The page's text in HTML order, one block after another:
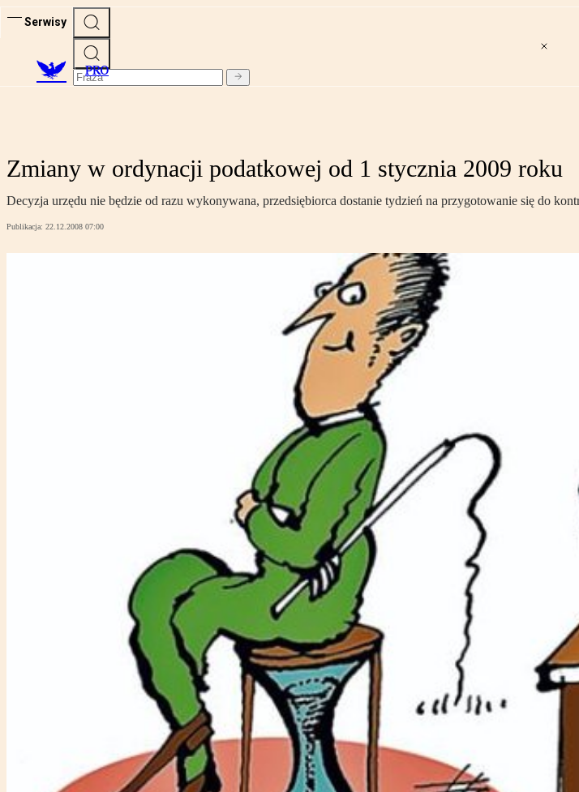
Serwisy
PRO
Zmiany w ordynacji podatkowej od 1 stycznia 2009 roku
Decyzja urzędu nie będzie od razu wykonywana, przedsiębiorca dostanie tydzień na przygotowanie się do
Publikacja: 22.12.2008 07:00